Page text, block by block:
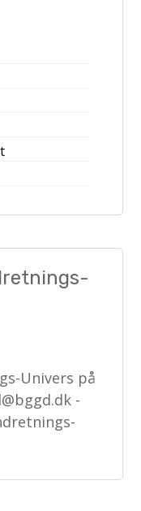
Univers på
-